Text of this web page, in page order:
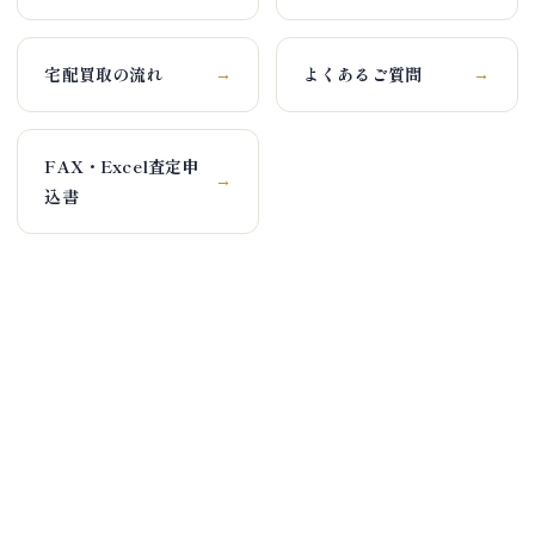
宅配買取の流れ → よくあるご質問 →
FAX・Excel査定申
込書
→